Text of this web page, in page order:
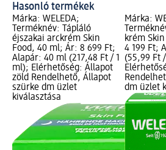
Hasonló termékek
Márka: WELEDA;
Terméknév: Tápláló
éjszakai arckrém Skin
Food, 40 ml; Ár: 8 699 Ft;
Alapár: 40 ml (217,48 Ft / 1
ml); Elérhetőség: Állapot
zöld Rendelhető, Állapot
szürke dm üzlet
kiválasztása
Márka:
krém
4 199 Ft;
(55,99 Ft
dm üzlet